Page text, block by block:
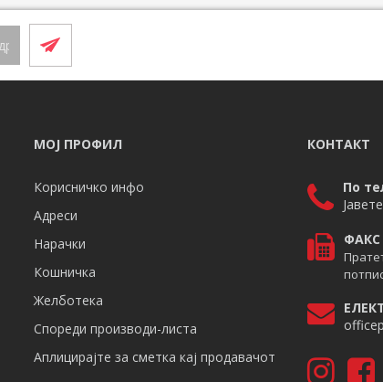
МОЈ ПРОФИЛ
Корисничко инфо
Адреси
Нарачки
Кошничка
Желботека
Спореди производи-листа
Аплицирајте за сметка кај продавачот
КОНТАКТ
По
ФАКС